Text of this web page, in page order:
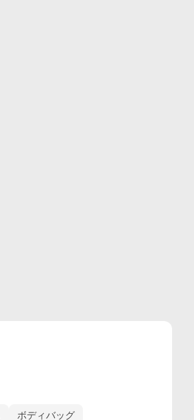
ボディバッグ